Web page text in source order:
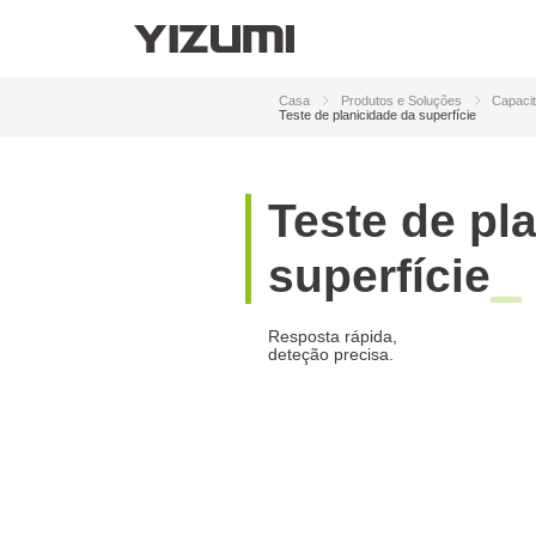
Capacitar a Indústria
Casa
Produtos e Soluções
Teste de planicidade da superfície
Teste de pla
superfície
Resposta rápida,
deteção precisa.